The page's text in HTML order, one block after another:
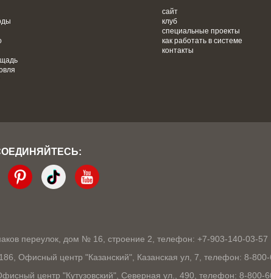
сайт
клуб
специальные проекты
как работать в системе
контакты
переулок, дом № 16, строение 2, телефон: +7-903-140-03-57
Офисный центр "Казанский", Казанская ул, 7, телефон: 8-
центр "Кутузовский", Северная ул., 490, телефон: 8-800-